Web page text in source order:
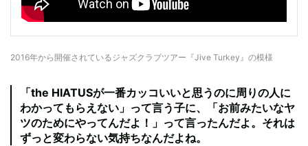
2016年から開催されているジャズクラブツアー『Jive Turkey』の模様
「the HIATUSが一番カッコいいと思うのに周りの人に
わかってもらえない」って言う子に、「お前みたいなヤ
ツのためにやってんだよ！」って言ったんだよ。それは
ずっと変わらない気持ちなんだよね。